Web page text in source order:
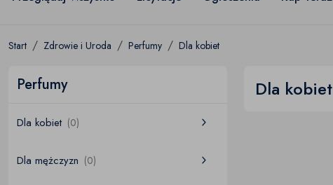
Start Zdrowie i Uroda Perfumy Dla kobiet
Perfumy
Dla kobiet (0)
Dla mężczyzn (0)
Dla kobiet